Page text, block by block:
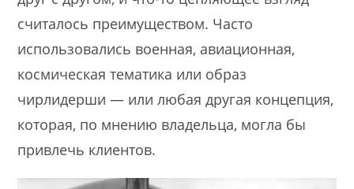
считалось преимуществом. Часто
использовались военная, авиационная,
космическая тематика или образ
чирлидерши — или любая другая концепция,
которая, по мнению владельца, могла бы
привлечь клиентов.